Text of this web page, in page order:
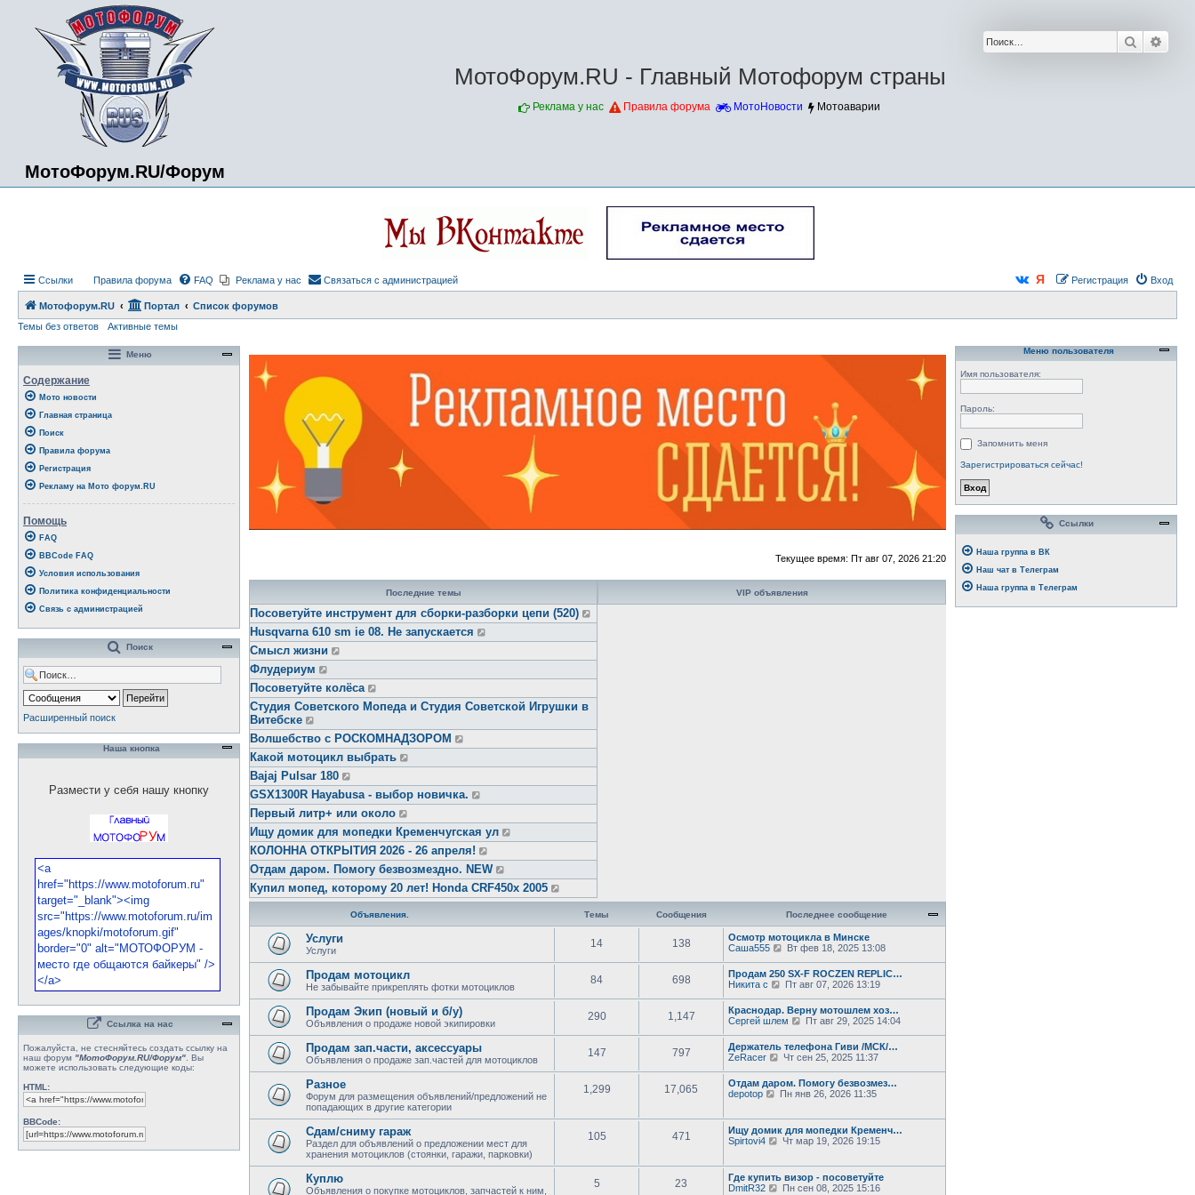
МотоФорум.RU/Форум
Поиск
МотоФорум.RU - Главный Мотофорум страны
Реклама у нас Правила форума МотоНовости Мотоаварии
Ссылки Правила форума FAQ Реклама у нас Связаться с администрацией Вход
Регистрация
Мотофорум.RU Портал
Список форумов
Темы без ответов
Активные темы
Текущее время: Пт авг 07, 2026 21:20
Последние темы
Посоветуйте инструмент для сборки-разборки цепи (520)
Husqvarna 610 sm ie 08. Не запускается
Смысл жизни
Флудериум
Посоветуйте колёса
Студия Советского Мопеда и Студия Советской Игрушки в
Витебске
Волшебство с РОСКОМНАДЗОРОМ
Какой мотоцикл выбрать
Bajaj Pulsar 180
GSX1300R Hayabusa - выбор новичка.
Первый литр+ или около
Ищу домик для мопедки Кременчугская ул
КОЛОННА ОТКРЫТИЯ 2026 - 26 апреля!
Отдам даром. Помогу безвозмездно. NEW
Купил мопед, которому 20 лет! Honda CRF450x 2005
VIP объявления
Объявления. Темы Сообщения Последнее сообщение
Услуги
Услуги
14 138
Осмотр мотоцикла в Минске
Саша555
П
р
е
й
т
и
к
о
с
л
е
д
н
м
у
с
щ
е
Вт фев 18, 2025 13:08
Продам мотоцикл
Не забывайте прикреплять фотки мотоциклов
84 698
Продам 250 SX-F ROCZEN REPLIC…
Никита с
П
е
й
т
и
к
о
с
л
д
н
е
у
с
о
Пт авг 07, 2026 13:19
Продам Экип (новый и б/у)
Объявления о продаже новой экипировки
290 1,147
Краснодар. Верну мотошлем хоз…
Сергей шлем
П
е
й
т
и
к
с
л
е
н
е
м
Пт авг 29, 2025 14:04
Продам зап.части, аксессуары
Объявления о продаже зап.частей для мотоциклов
147 797
Держатель телефона Гиви /МСК/…
ZeRacer
П
е
й
и
к
п
л
е
Чт сен 25, 2025 11:37
Разное
Форум для размещения объявлений/предложений не
попадающих в другие категории
1,299 17,065
Отдам даром. Помогу безвозмез…
depotop
П
й
т
к
п
о
Пн янв 26, 2026 11:35
Сдам/сниму гараж
Раздел для объявлений о предложении мест для
хранения мотоциклов (стоянки, гаражи, парковки)
105 471
Ищу домик для мопедки Кременч…
Spirtovi4
П
й
Чт мар 19, 2026 19:15
Куплю
Объявления о покупке мотоциклов, запчастей к ним,
5 23
Где купить визор - посоветуйте
DmitR32
ППн сен 08, 2025 15:16
Меню
Содержание
Мото новости
Главная страница
Поиск
Правила форума
Регистрация
Рекламу на Мото форум.RU
Помощь
FAQ
BBCode FAQ
Условия использования
Политика конфиденциальности
Связь с администрацией
Поиск
Расширенный поиск
Наша кнопка
Размести у себя нашу кнопку
Ссылка на нас
Пожалуйста, не стесняйтесь создать ссылку на
наш форум "МотоФорум.RU/Форум" . Вы
можете использовать следующие коды:
HTML:
BBCode:
Меню пользователя
Имя пользователя:
Пароль:
Запомнить меня
Зарегистрироваться сейчас!
Ссылки
Наша группа в ВК
Наш чат в Телеграм
Наша группа в Телеграм